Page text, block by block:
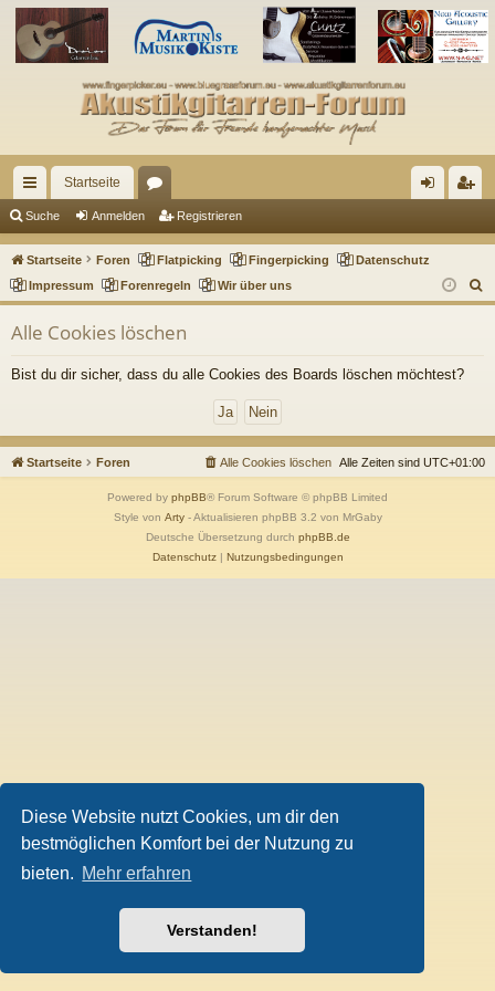
Diese Website nutzt Cookies, um dir den
bestmöglichen Komfort bei der Nutzung zu
bieten. Mehr erfahren
Verstanden!
ch
ne
llz
Startseite
en m ist
rie
Suche Anmelden Registrieren
Startseite Foren Flatpicking Fingerpicking
Datenschutz
Impressum
Forenregeln Wir über uns
u
Alle Cookies löschen
Bist du dir sicher, dass du alle Cookies des Boards löschen möchtest?
Startseite Foren Alle Zeiten sind UTC+01:00
Alle Cookies löschen
Powered by phpBB® Forum Software © phpBB Limited
Style von Arty- Aktualisieren phpBB 3.2 von MrGaby
Deutsche Übersetzung durch phpBB.de
Datenschutz| Nutzungsbedingungen